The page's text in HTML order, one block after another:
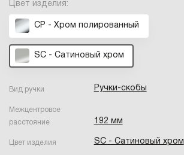
Цвет изделия:
CP - Хром полированный
SC - Сатиновый хром
Вид ручки Ручки-скобы
Межцентровое
расстояние
192 мм
Цвет изделия SC - Сатиновый хром